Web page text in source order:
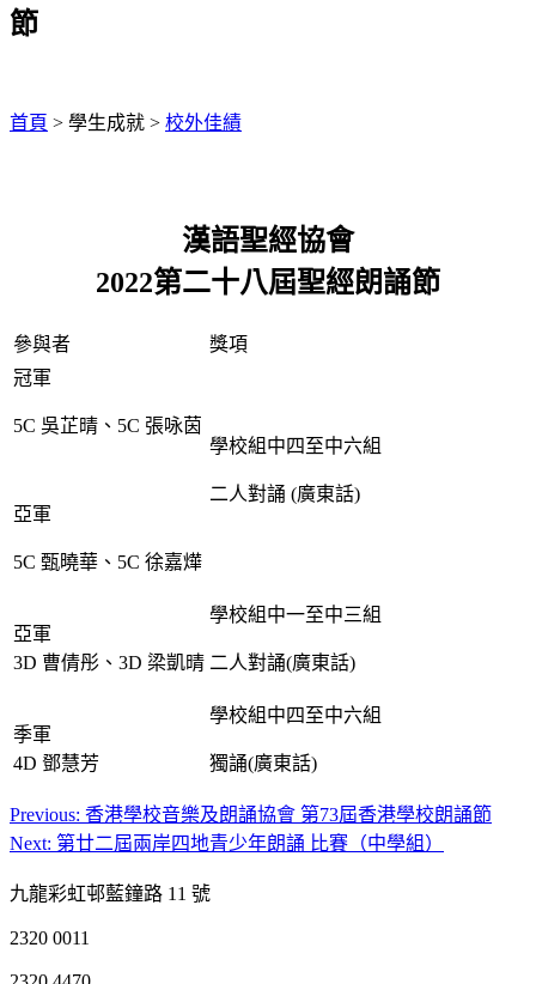
節
首頁 > 學生成就 > 校外佳績
漢語聖經協會
2022第二十八屆聖經朗誦節
參與者
獎項
冠軍
5C 吳芷晴、5C 張咏茵
亞軍
5C 甄曉華、5C 徐嘉燁
學校組中四至中六組
二人對誦 (廣東話)
亞軍
3D 曹倩彤、3D 梁凱晴
學校組中一至中三組
二人對誦(廣東話)
季軍
4D 鄧慧芳
學校組中四至中六組
獨誦(廣東話)
文
章
導
覽
Previous: 香港學校音樂及朗誦協會 第73屆香港學校朗誦節
Next: 第廿二屆兩岸四地青少年朗誦 比賽（中學組）
九龍彩虹邨藍鐘路 11 號
2320 0011